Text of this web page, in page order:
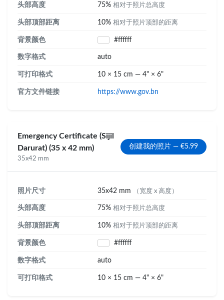
头部高度 75% 相对于照片总高度
头部顶部距离 10% 相对于照片顶部的距离
背景颜色 #ffffff
数字格式 auto
可打印格式 10 × 15 cm — 4" × 6"
官方文件链接 https://www.gov.bn
Emergency Certificate (Sijil
Darurat) (35 x 42 mm)
35x42 mm
创建我的照片 — €5.99
照片尺寸 35x42 mm （宽度 x 高度）
头部高度 75% 相对于照片总高度
头部顶部距离 10% 相对于照片顶部的距离
背景颜色 #ffffff
数字格式 auto
可打印格式 10 × 15 cm — 4" × 6"